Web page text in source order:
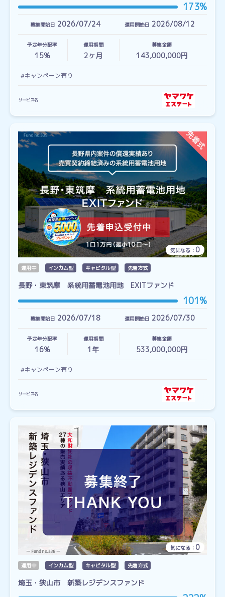
173%
募集開始日 2026/07/24 運用開始日 2026/08/12
予定年分配率
15%
運用期間
2ヶ月
募集金額
143,000,000円
#キャンペーン有り
サービス名
気になる： 0
運用中 インカム型 キャピタル型 先着方式
長野・東筑摩 系統用蓄電池用地 EXITファンド
101%
募集開始日 2026/07/18 運用開始日 2026/07/30
予定年分配率
16%
運用期間
1 年
募集金額
533,000,000円
#キャンペーン有り
サービス名
気になる： 0
運用中 インカム型 キャピタル型 先着方式
埼玉・狭山市 新築レジデンスファンド